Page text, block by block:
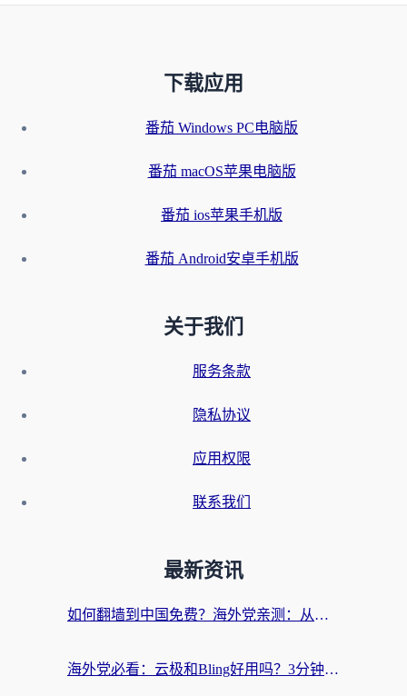
下载应用
番茄 Windows PC电脑版
番茄 macOS苹果电脑版
番茄 ios苹果手机版
番茄 Android安卓手机版
关于我们
服务条款
隐私协议
应用权限
联系我们
最新资讯
如何翻墙到中国免费？海外党亲测：从踩坑到选对加速器的全攻略
海外党必看：云极和Bling好用吗？3分钟教你选对回国加速器